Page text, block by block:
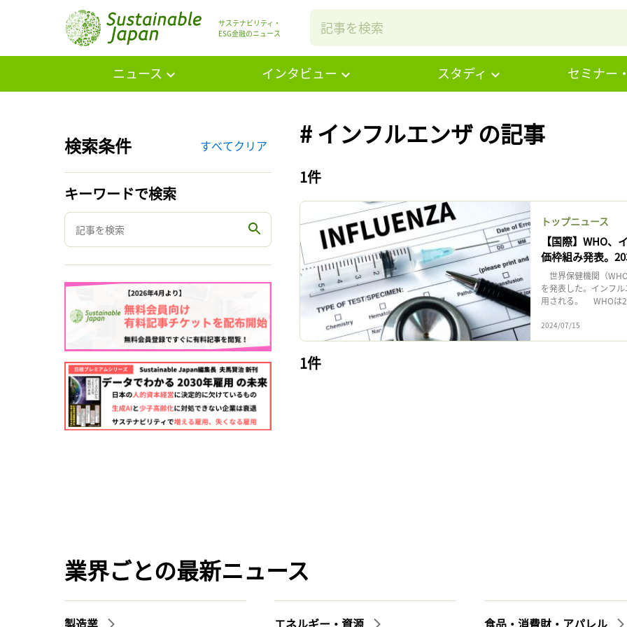
サステナビリティ・
ESG金融のニュース
ニュース インタビュー スタディ セミナー
検索条件 すべてクリア
キーワードで検索
# インフルエンザ の記事
1件
トップニュース
【国際】WHO
価枠組み発表。
世界保健機関（
を発表した。インフ
用される。 WHOは
2024/07/15
1件
業界ごとの最新ニュース